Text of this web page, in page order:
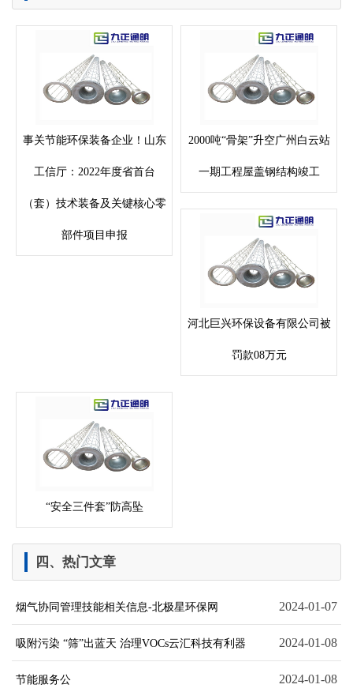
事关节能环保装备企业！山东
工信厅：2022年度省首台
（套）技术装备及关键核心零
部件项目申报
2000吨“骨架”升空广州白云站
一期工程屋盖钢结构竣工
河北巨兴环保设备有限公司被
罚款08万元
“安全三件套”防高坠
四、热门文章
2024-01-07
烟气协同管理技能相关信息-北极星环保网
2024-01-08
吸附污染 “筛”出蓝天 治理VOCs云汇科技有利器
2024-01-08
节能服务公